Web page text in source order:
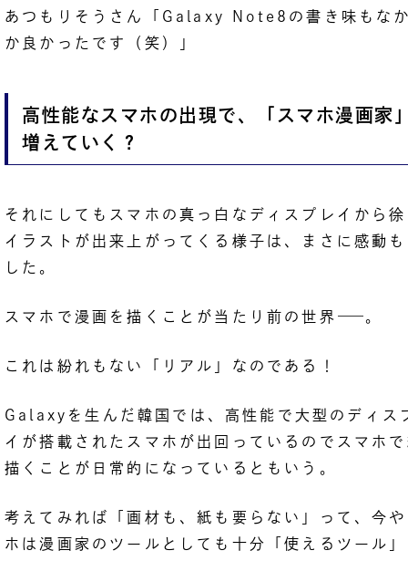
あつもりそうさん「Galaxy Note8の書き味もな
か良かったです（笑）」
高性能なスマホの出現で、「スマホ漫画家
増えていく？
それにしてもスマホの真っ白なディスプレイから
イラストが出来上がってくる様子は、まさに感動
した。
スマホで漫画を描くことが当たり前の世界 ―― 。
これは紛れもない「リアル」なのである！
Galaxyを生んだ韓国では、高性能で大型のディス
イが搭載されたスマホが出回っているのでスマホ
描くことが日常的になっているともいう。
考えてみれば「画材も、紙も要らない」って、今
ホは漫画家のツールとしても十分「使えるツール